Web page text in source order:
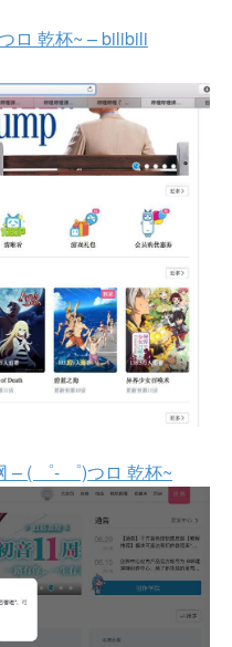
ロ 乾杯~ – bilibili
– ( ゜- ゜)つロ 乾杯~